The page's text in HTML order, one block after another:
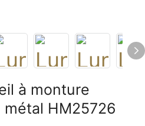
à monture
HM25726